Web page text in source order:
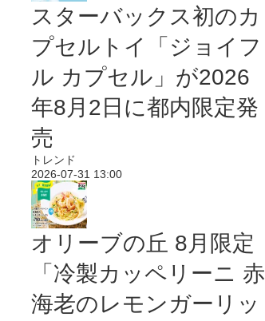
スターバックス初のカ
プセルトイ「ジョイフ
ル カプセル」が2026
年8月2日に都内限定発
売
トレンド
2026-07-31 13:00
オリーブの丘 8月限定
「冷製カッペリーニ 赤
海老のレモンガーリッ